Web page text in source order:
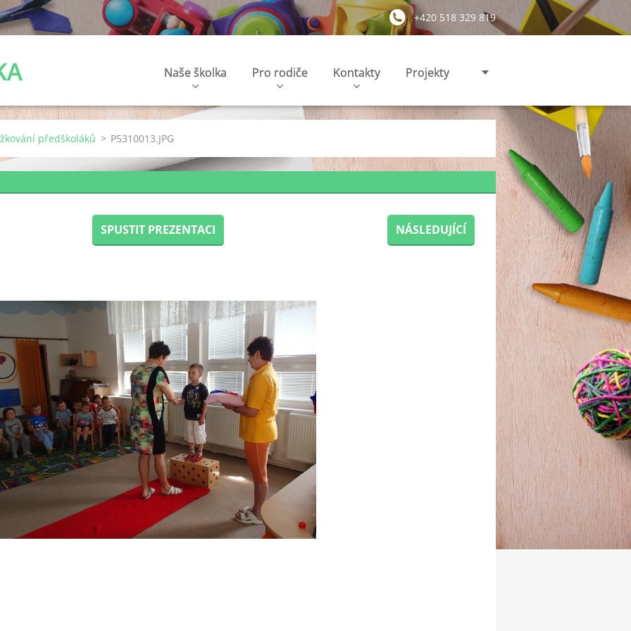
+420 518 329 819
Naše školka Pro rodiče Kontakty Projekty
předškoláků > P5310013.JPG
SPUSTIT PREZENTACI NÁSLEDUJÍCÍ